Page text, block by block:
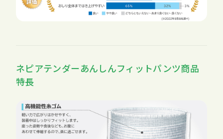
ネピアテンダーあんしんフィットパンツ商品
特長